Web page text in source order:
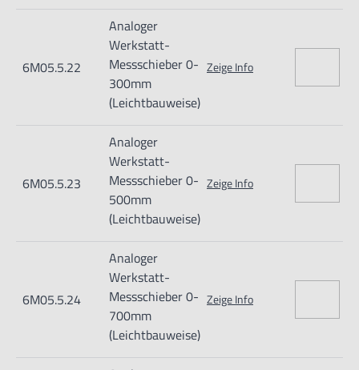
Wird in einem Kunststoff-Etui geliefert.
6M05.5.22
Analoger
Werkstatt-
Messschieber 0-
300mm
(Leichtbauweise)
Zeige Info
6M05.5.23
Analoger
Werkstatt-
Messschieber 0-
500mm
(Leichtbauweise)
Zeige Info
6M05.5.24
Analoger
Werkstatt-
Messschieber 0-
700mm
(Leichtbauweise)
Zeige Info